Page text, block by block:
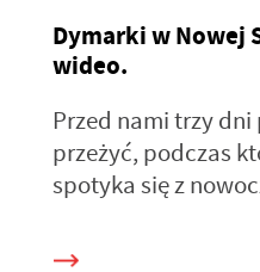
Dymarki w Nowej
wideo.
Przed nami trzy dni
przeżyć, podczas
spotyka się z